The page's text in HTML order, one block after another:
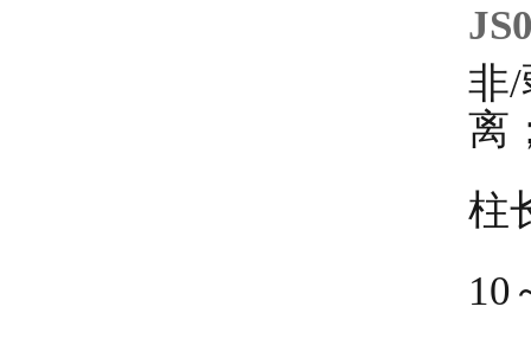
非
离
柱
10